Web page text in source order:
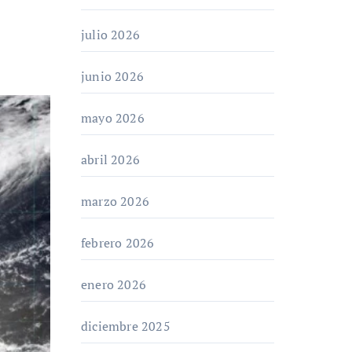
julio 2026
junio 2026
mayo 2026
abril 2026
marzo 2026
febrero 2026
enero 2026
diciembre 2025